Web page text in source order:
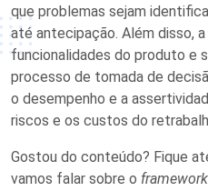
que problemas sejam
até antecipação. Além disso,
funcionalidades do produto e
processo de tomada de
o desempenho e a
riscos e os custos do
Gostou do conteúdo? Fique
vamos falar sobre o framework